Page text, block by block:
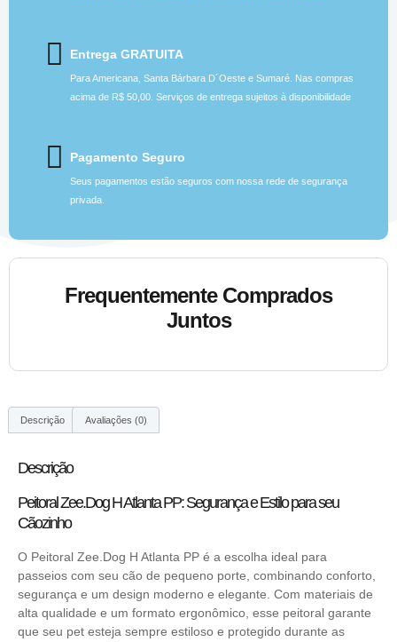
Entrega GRATUITA
Para Americana, Santa Bárbara D´Oeste e Sumaré. Nas compras
acima de R$ 50,00. Serviços de entrega sujeitos à disponibilidade
Pagamento Seguro
Seus pagamentos estão seguros com nossa rede de segurança
privada.
Frequentemente Comprados
Juntos
Descrição Avaliações (0)
Descrição
Peitoral Zee.Dog H Atlanta PP: Segurança e Estilo para seu
Cãozinho
O Peitoral Zee.Dog H Atlanta PP é a escolha ideal para
passeios com seu cão de pequeno porte, combinando conforto,
segurança e um design moderno e elegante. Com materiais de
alta qualidade e um formato ergonômico, esse peitoral garante
que seu pet esteja sempre estiloso e protegido durante as